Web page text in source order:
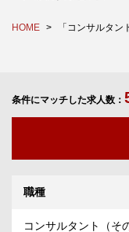
HOME 「コンサルタ
条件にマッチした求人数：
職種
コンサルタント（そ